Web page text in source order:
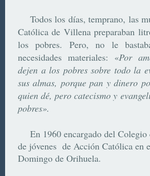
Todos los días, temprano, las
Católica de Villena preparaban
los pobres. Pero, no le
necesidades materiales: «Por
dejen a los pobres sobre todo la
sus almas, porque pan y dinero
quien dé, pero catecismo y
pobres».
En 1960 encargado del
de jóvenes de Acción Católica en
Domingo de Orihuela.